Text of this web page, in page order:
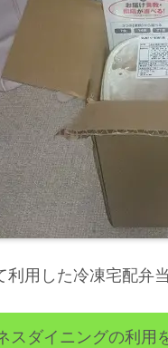
利用した冷凍宅配弁
スダイニングの利用